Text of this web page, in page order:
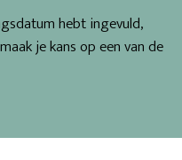
hebt ingevuld,
je kans op een van de